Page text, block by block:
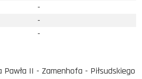
-
-
-
Pawła II - Zamenhofa - Piłsudskiego